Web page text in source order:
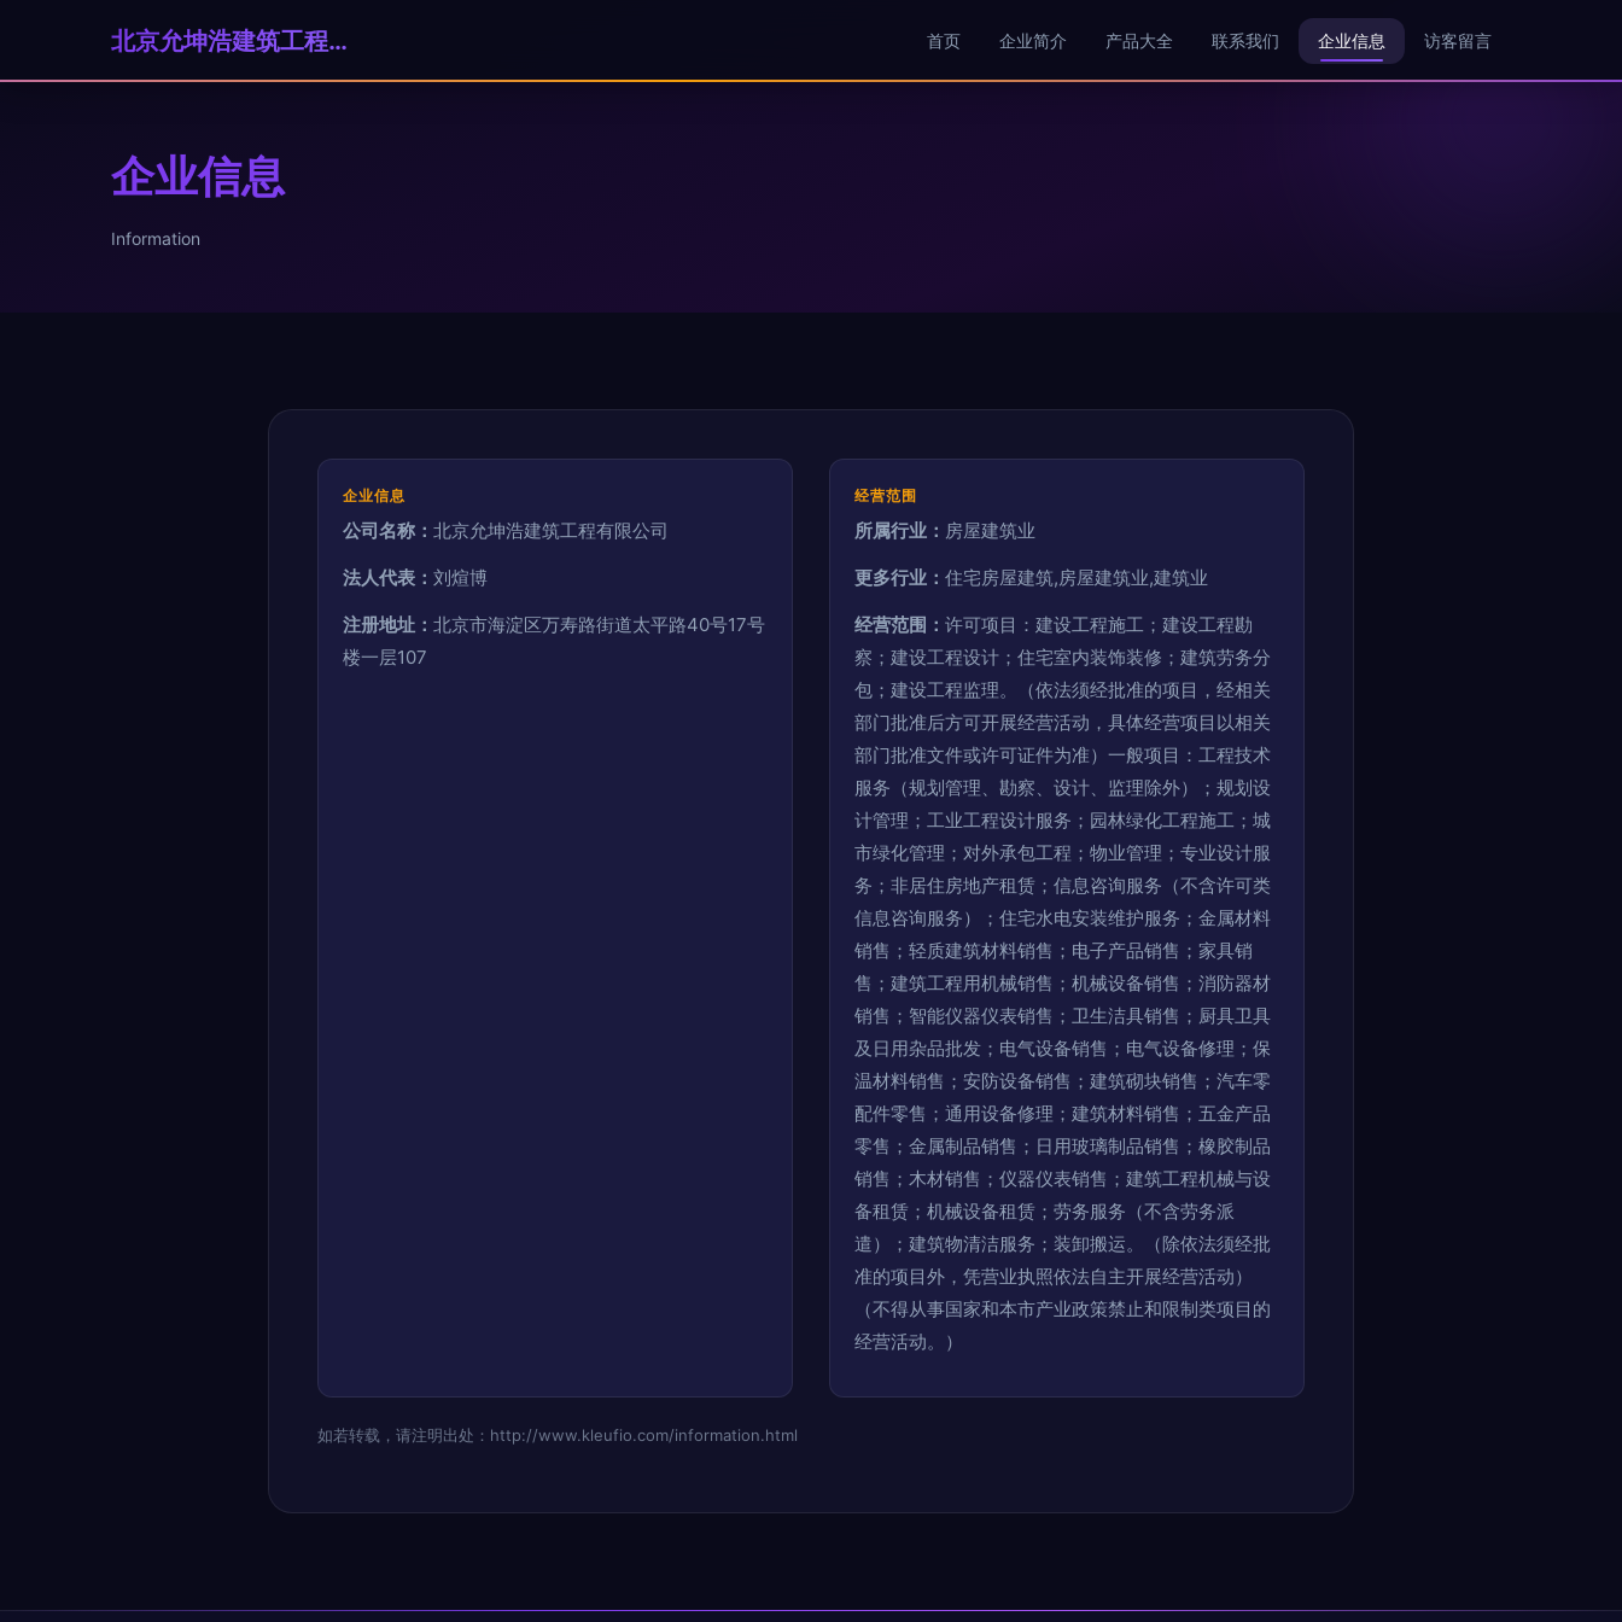
北京允坤浩建筑工程有限公司 首页 企业简介 产品大全 联系我们 企业信息 访客留言
企业信息
Information
企业信息
公司名称： 北京允坤浩建筑工程有限公司
法人代表： 刘煊博
注册地址： 北京市海淀区万寿路街道太平路40号17号
楼一层107
经营范围
所属行业： 房屋建筑业
更多行业： 住宅房屋建筑,房屋建筑业,建筑业
经营范围： 许可项目：建设工程施工；建设工程勘
察；建设工程设计；住宅室内装饰装修；建筑劳务分
包；建设工程监理。（依法须经批准的项目，经相关
部门批准后方可开展经营活动，具体经营项目以相关
部门批准文件或许可证件为准）一般项目：工程技术
服务（规划管理、勘察、设计、监理除外）；规划设
计管理；工业工程设计服务；园林绿化工程施工；城
市绿化管理；对外承包工程；物业管理；专业设计服
务；非居住房地产租赁；信息咨询服务（不含许可类
信息咨询服务）；住宅水电安装维护服务；金属材料
销售；轻质建筑材料销售；电子产品销售；家具销
售；建筑工程用机械销售；机械设备销售；消防器材
销售；智能仪器仪表销售；卫生洁具销售；厨具卫具
及日用杂品批发；电气设备销售；电气设备修理；保
温材料销售；安防设备销售；建筑砌块销售；汽车零
配件零售；通用设备修理；建筑材料销售；五金产品
零售；金属制品销售；日用玻璃制品销售；橡胶制品
销售；木材销售；仪器仪表销售；建筑工程机械与设
备租赁；机械设备租赁；劳务服务（不含劳务派
遣）；建筑物清洁服务；装卸搬运。（除依法须经批
准的项目外，凭营业执照依法自主开展经营活动）
（不得从事国家和本市产业政策禁止和限制类项目的
经营活动。）
如若转载，请注明出处：http://www.kleufio.com/information.html